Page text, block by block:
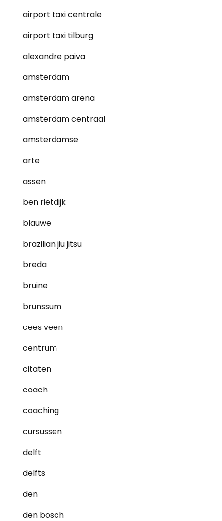
airport taxi centrale
airport taxi tilburg
alexandre paiva
amsterdam
amsterdam arena
amsterdam centraal
amsterdamse
arte
assen
ben rietdijk
blauwe
brazilian jiu jitsu
breda
bruine
brunssum
cees veen
centrum
citaten
coach
coaching
cursussen
delft
delfts
den
den bosch